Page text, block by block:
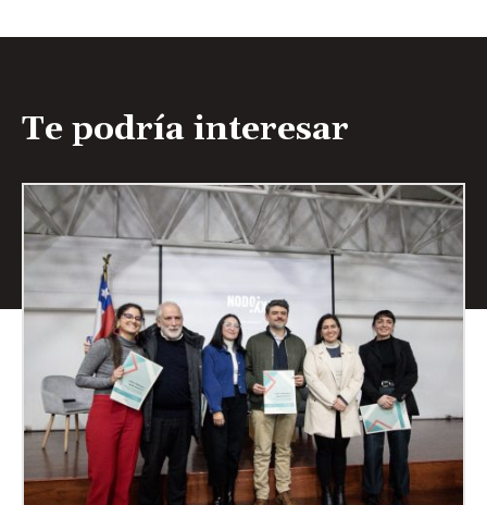
Te podría interesar